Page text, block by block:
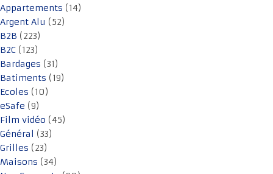
Appartements (14)
Argent Alu (52)
B2B (223)
B2C (123)
Bardages (31)
Batiments (19)
Ecoles (10)
eSafe (9)
Film vidéo (45)
Général (33)
Grilles (23)
Maisons (34)